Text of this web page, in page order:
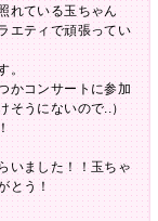
れている玉ちゃん
エティで頑張ってい
。
かコンサートに参加
そうにないので..）
いました！！玉ちゃ
とう！